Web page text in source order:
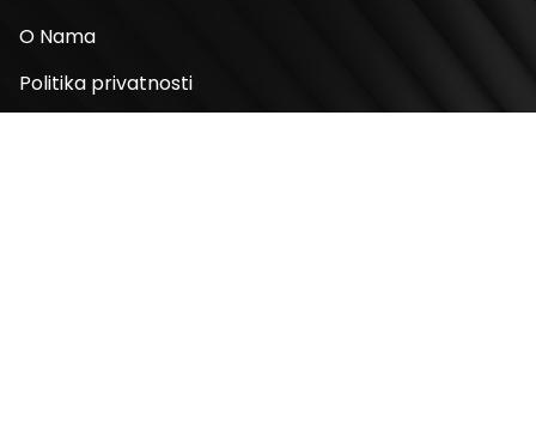
O Nama
Politika privatnosti